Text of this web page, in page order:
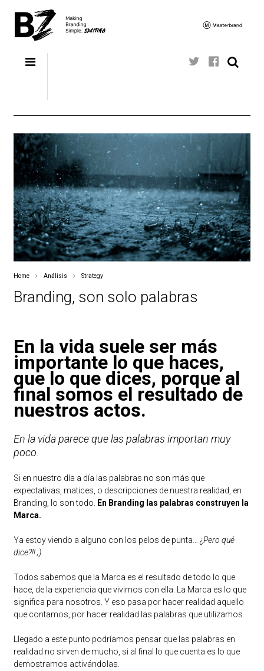
Home Análisis Strategy
Branding, son solo palabras
En la vida suele ser más
importante lo que haces,
que lo que dices, porque al
final somos el resultado de
nuestros actos.
En la vida parece que las palabras importan muy
poco.
Si en nuestro día a día las palabras no son más que
expectativas, matices, o descripciones de nuestra realidad, en
Branding, lo son todo.
En Branding las palabras construyen la
Marca.
Ya estoy viendo a alguno con los pelos de punta…
¿Pero qué
dice?!! ;)
Todos sabemos que la Marca es el resultado de todo lo que
hace, de la experiencia que vivimos con ella. La Marca es lo que
significa para nosotros. Y eso pasa por hacer realidad aquello
que contamos, por hacer realidad las palabras que utilizamos.
Llegado a este punto podríamos pensar que las palabras en
realidad no sirven de mucho, si al final lo que cuenta es lo que
demostramos activándolas.